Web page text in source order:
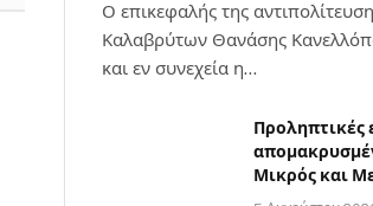
Ο επικεφαλής της
Καλαβρύτων Θανάσης
και εν συνεχεία η…
Προληπτικές
Μικρός και